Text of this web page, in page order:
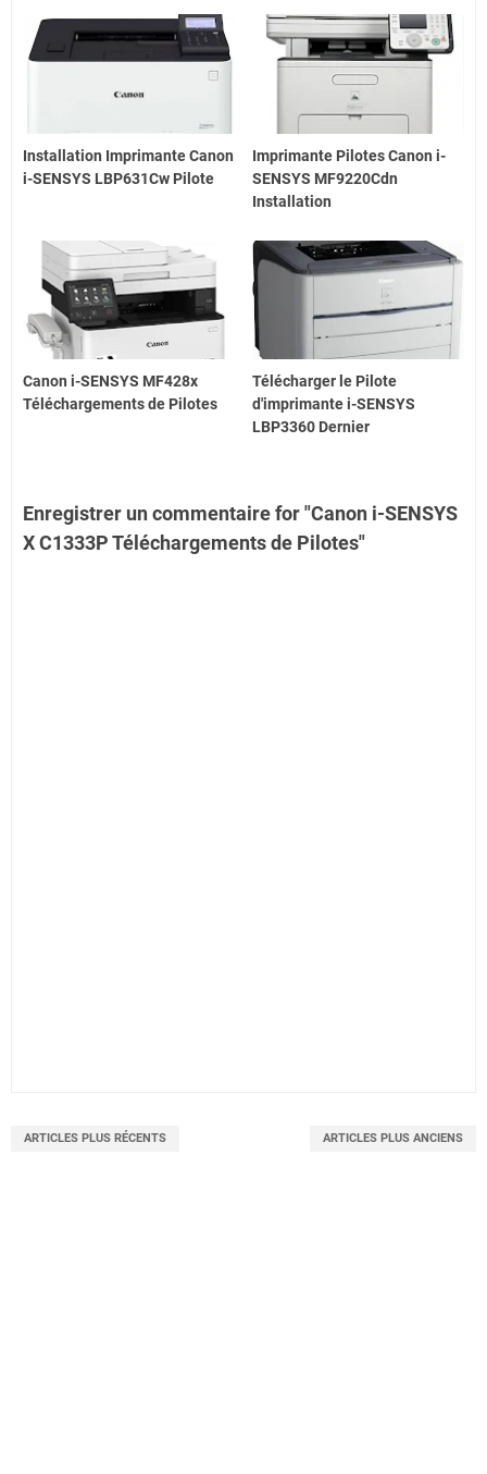
Installation Imprimante Canon
i-SENSYS LBP631Cw Pilote
Imprimante Pilotes Canon i-
SENSYS MF9220Cdn
Installation
Canon i-SENSYS MF428x
Téléchargements de Pilotes
Télécharger le Pilote
d'imprimante i-SENSYS
LBP3360 Dernier
Enregistrer un commentaire for "Canon i-SENSYS
X C1333P Téléchargements de Pilotes"
ARTICLES PLUS RÉCENTS ARTICLES PLUS ANCIENS